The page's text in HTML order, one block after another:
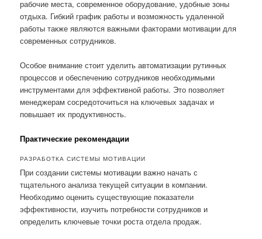
рабочие места, современное оборудование, удобные зоны
отдыха. Гибкий график работы и возможность удаленной
работы также являются важными факторами мотивации для
современных сотрудников.
Особое внимание стоит уделить автоматизации рутинных
процессов и обеспечению сотрудников необходимыми
инструментами для эффективной работы. Это позволяет
менеджерам сосредоточиться на ключевых задачах и
повышает их продуктивность.
Практические рекомендации
РАЗРАБОТКА СИСТЕМЫ МОТИВАЦИИ
При создании системы мотивации важно начать с
тщательного анализа текущей ситуации в компании.
Необходимо оценить существующие показатели
эффективности, изучить потребности сотрудников и
определить ключевые точки роста отдела продаж.